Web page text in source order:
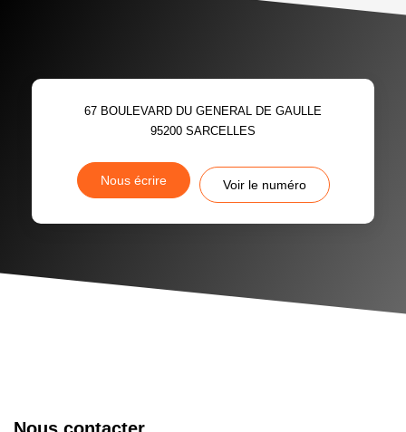
67 BOULEVARD DU GENERAL DE GAULLE
95200 SARCELLES
Nous écrire Voir le numéro
Nous contacter